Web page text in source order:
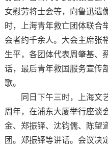
女慰劳将士会等，向鲁迅遗
时，上海青年救亡团体联合
会者约千余人。大会主席张
生平，各团体代表周肇基、
话，最后青年救国服务宣传
歌。
同日下午三时，上海文艺
周年，在浦东大厦举行座谈
金、郑振铎、沈钧儒、陈望
团。郑振铎等讲话。会议决